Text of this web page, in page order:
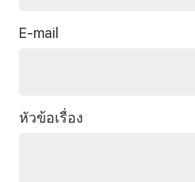
E-mail
หัวข้อเรื่อง